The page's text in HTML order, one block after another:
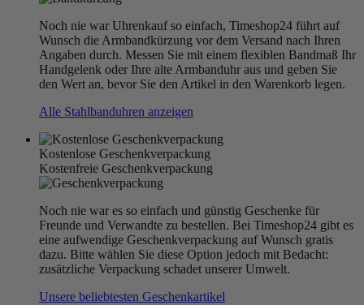
Noch nie war Uhrenkauf so einfach, Timeshop24 führt auf
Wunsch die Armbandkürzung vor dem Versand nach Ihren
Angaben durch. Messen Sie mit einem flexiblen Bandmaß Ihr
Handgelenk oder Ihre alte Armbanduhr aus und geben Sie
den Wert an, bevor Sie den Artikel in den Warenkorb legen.
Alle Stahlbanduhren anzeigen
Kostenlose Geschenkverpackung
Kostenfreie Geschenkverpackung
Noch nie war es so einfach und günstig Geschenke für
Freunde und Verwandte zu bestellen. Bei Timeshop24 gibt es
eine aufwendige Geschenkverpackung auf Wunsch gratis
dazu. Bitte wählen Sie diese Option jedoch mit Bedacht:
zusätzliche Verpackung schadet unserer Umwelt.
Unsere beliebtesten Geschenkartikel